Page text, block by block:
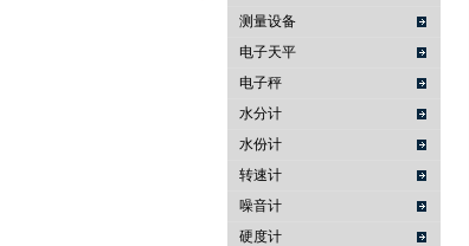
武汉提沃克科技有限公司
测量设备
电子天平
电子秤
水分计
水份计
转速计
噪音计
硬度计